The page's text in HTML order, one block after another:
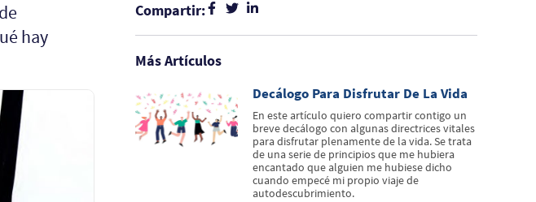
hay
Compartir:
Más Artículos
Decálogo Para Disfrutar De La Vida
En este artículo quiero compartir contigo un
breve decálogo con algunas directrices vitales
para disfrutar plenamente de la vida. Se trata
de una serie de principios que me hubiera
encantado que alguien me hubiese dicho
cuando empecé mi propio viaje de
autodescubrimiento.